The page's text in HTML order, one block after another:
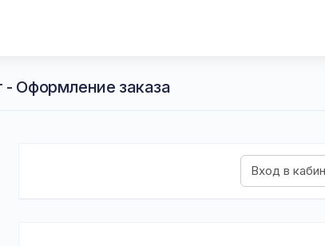
- Оформление заказа